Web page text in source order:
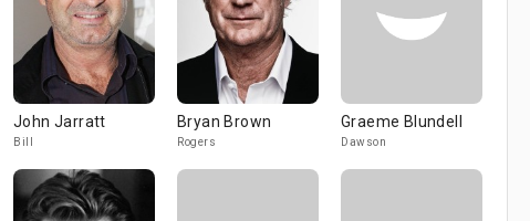
John Jarratt
Bill
Bryan Brown
Rogers
Graeme Blundell
Dawson